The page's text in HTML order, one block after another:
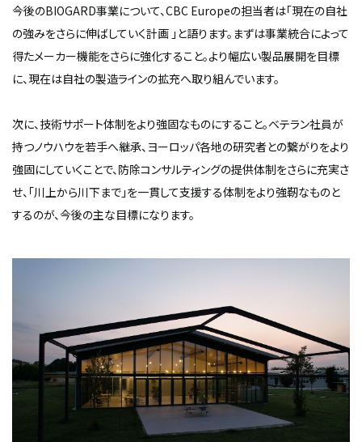
今後のBIOGARD事業について、CBC Europeの担当者は「現在の自社
の強みをさらに伸ばしていく計画 」と語ります。まずは事業統合によって
得たメーカー機能をさらに強化すること。より幅広い製品展開を目標
に、現在は自社の製造ラインの拡充へ取り組んでいます。
次に、技術サポート体制をより強固なものにすること。ベテラン社員が
持つノウハウを若手へ継承、ヨーロッパ各地の研究者との繋がりをより
強固にしていくことで、防除コンサルティングの提供体制をさらに充実さ
せ、「川上から川下まで」を一貫して支援する体制をより強靭なものと
するのが、今後の主な目標になります。